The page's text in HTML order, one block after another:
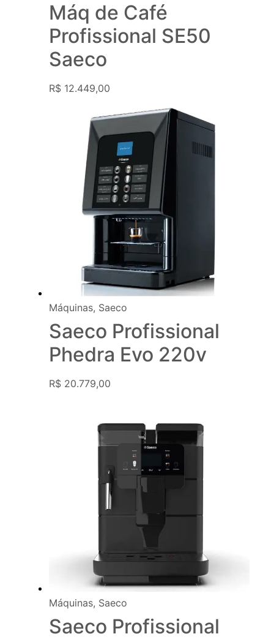
Máq de Café
Profissional SE50
Saeco
R$ 12.449,00
Máquinas, Saeco
Saeco Profissional
Phedra Evo 220v
R$ 20.779,00
Máquinas, Saeco
Saeco Profissional